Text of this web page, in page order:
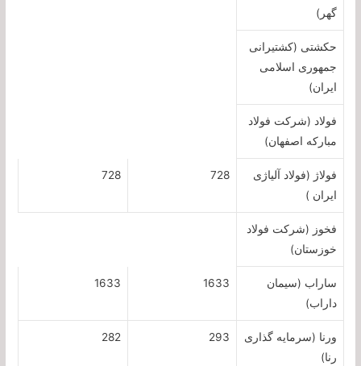
گهر)
حکشتی‌ (کشتیرانی
جمهوری اسلامی
ایران)
فولاد (شرکت فولاد
مبارکه اصفهان)
فولاژ (فولاد آلیاژی
ایران )
728
728
فخوز (شرکت فولاد
خوزستان)
ساراب (سیمان
داراب)
1633
1633
ورنا (سرمایه گذاری
رنا)
293
282